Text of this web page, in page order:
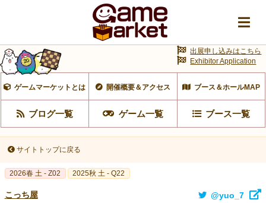
ゲームマーケットとは 開催概要＆アクセス ブース＆ホールMAP
ブログ一覧 ゲーム一覧 ブース一覧
出展申し込みはこちら
Exhibitor Application
サイトトップに戻る
2026春 土 - Z02 2025秋 土 - Q22
こっち屋 @yuo_7